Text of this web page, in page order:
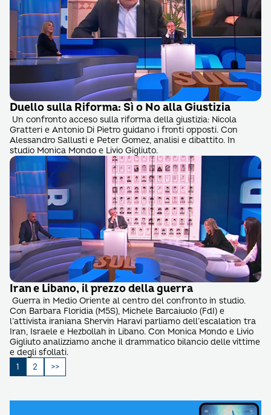
Duello sulla Riforma: Sì o No alla Giustizia
Un confronto acceso sulla riforma della giustizia: Nicola
Gratteri e Antonio Di Pietro guidano i fronti opposti. Con
Alessandro Sallusti e Peter Gomez, analisi e dibattito. In
studio Monica Mondo e Livio Gigliuto.
Iran e Libano, il prezzo della guerra
Guerra in Medio Oriente al centro del confronto in studio.
Con Barbara Floridia (M5S), Michele Barcaiuolo (FdI) e
l’attivista iraniana Shervin Haravi parliamo dell’escalation tra
Iran, Israele e Hezbollah in Libano. Con Monica Mondo e Livio
Gigliuto analizziamo anche il drammatico bilancio delle vittime
e degli sfollati.
Paginazione
degli
1 2